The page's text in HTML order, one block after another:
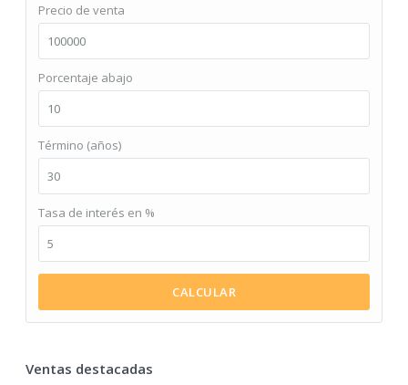
Precio de venta
Porcentaje abajo
Término (años)
Tasa de interés en %
CALCULAR
Ventas destacadas